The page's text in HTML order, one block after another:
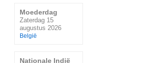
Moederdag
Zaterdag 15
augustus 2026
België
Nationale Indië